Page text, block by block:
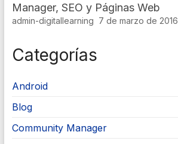
Manager, SEO y Páginas Web
admin-digitallearning 7 de marzo de 2016
Categorías
Android
Blog
Community Manager